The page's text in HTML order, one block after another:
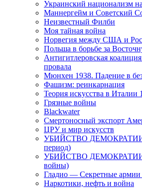
Украинский национализм
Маннергейм и Советский
Неизвестный Филби
Моя тайная война
Норвегия между США и
Польша в борьбе за
Антигитлеровская
провала
Мюнхен 1938. Падение в
Фашизм: реинкарнация
Теория искусства в Италии
Грязные войны
Blackwater
Смертоносный экспорт
ЦРУ и мир искусств
УБИЙСТВО ДЕМОКРАТИИ
период)
УБИЙСТВО ДЕМОКРАТИИ
войны)
Гладио — Секретные
Наркотики, нефть и война